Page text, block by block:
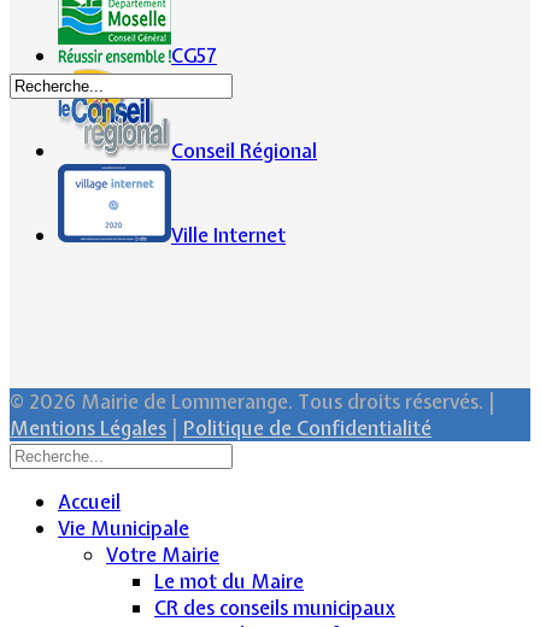
CG57
Conseil Régional
Ville Internet
© 2026 Mairie de Lommerange. Tous droits réservés. |
Mentions Légales
Politique de Confidentialité
Accueil
Vie Municipale
Votre Mairie
Le mot du Maire
CR des conseils municipaux